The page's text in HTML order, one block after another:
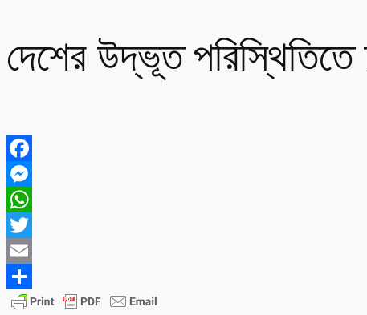
দেশের উদ্ভূত পরিস্থিতিতে
Facebook
Messenger
WhatsApp
Twitter
Email
Share